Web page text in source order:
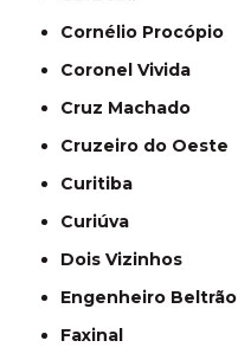
Cornélio Procópio
Coronel Vivida
Cruz Machado
Cruzeiro do Oeste
Curitiba
Curiúva
Dois Vizinhos
Engenheiro Beltrão
Faxinal